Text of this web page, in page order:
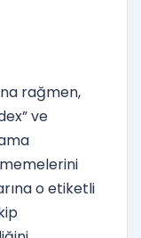
rağmen,
ve
o etiketli